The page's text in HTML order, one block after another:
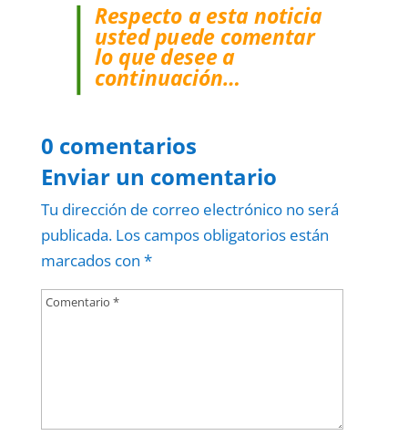
Respecto a esta noticia
usted puede comentar
lo que desee a
continuación…
0 comentarios
Enviar un comentario
Tu dirección de correo electrónico no será
publicada. Los campos obligatorios están
marcados con *